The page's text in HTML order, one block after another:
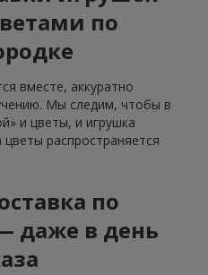
по
вместе, аккуратно
Мы следим, чтобы в
и цветы, и игрушка
распространяется
по
даже в день